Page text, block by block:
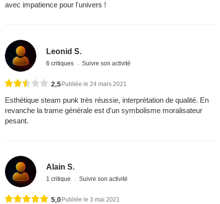
avec impatience pour l'univers !
Leonid S.
6 critiques Suivre son activité
2,5Publiée le 24 mars 2021
Esthétique steam punk très réussie, interprétation de qualité. En
revanche la trame générale est d'un symbolisme moralisateur
pesant.
Alain S.
1 critique Suivre son activité
5,0Publiée le 3 mai 2021